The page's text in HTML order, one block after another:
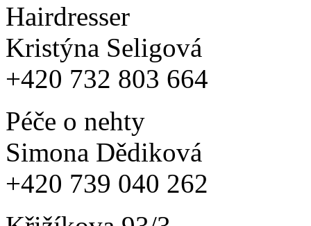
Hairdresser
Kristýna Seligová
+420 732 803 664
Péče o nehty
Simona Dědiková
+420 739 040 262